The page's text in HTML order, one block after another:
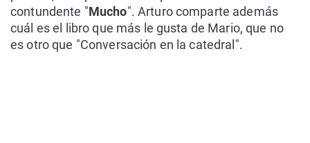
contundente "Mucho". Arturo comparte además
cuál es el libro que más le gusta de Mario, que no
es otro que "Conversación en la catedral".